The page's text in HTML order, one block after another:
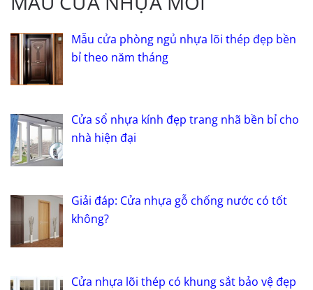
Mẫu cửa phòng ngủ nhựa lõi thép đẹp bền
bỉ theo năm tháng
Cửa sổ nhựa kính đẹp trang nhã bền bỉ cho
nhà hiện đại
Giải đáp: Cửa nhựa gỗ chống nước có tốt
không?
Cửa nhựa lõi thép có khung sắt bảo vệ đẹp